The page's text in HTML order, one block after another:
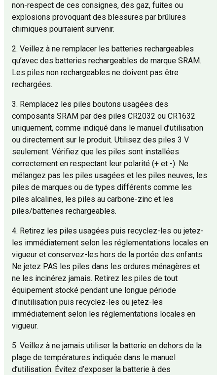
non-respect de ces consignes, des gaz, fuites ou
explosions provoquant des blessures par brûlures
chimiques pourraient survenir.
2. Veillez à ne remplacer les batteries rechargeables
qu’avec des batteries rechargeables de marque SRAM.
Les piles non rechargeables ne doivent pas être
rechargées.
3. Remplacez les piles boutons usagées des
composants SRAM par des piles CR2032 ou CR1632
uniquement, comme indiqué dans le manuel d’utilisation
ou directement sur le produit. Utilisez des piles 3 V
seulement. Vérifiez que les piles sont installées
correctement en respectant leur polarité (+ et -). Ne
mélangez pas les piles usagées et les piles neuves, les
piles de marques ou de types différents comme les
piles alcalines, les piles au carbone-zinc et les
piles/batteries rechargeables.
4. Retirez les piles usagées puis recyclez-les ou jetez-
les immédiatement selon les réglementations locales en
vigueur et conservez-les hors de la portée des enfants.
Ne jetez PAS les piles dans les ordures ménagères et
ne les incinérez jamais. Retirez les piles de tout
équipement stocké pendant une longue période
d’inutilisation puis recyclez-les ou jetez-les
immédiatement selon les réglementations locales en
vigueur.
5. Veillez à ne jamais utiliser la batterie en dehors de la
plage de températures indiquée dans le manuel
d’utilisation. Évitez d’exposer la batterie à des